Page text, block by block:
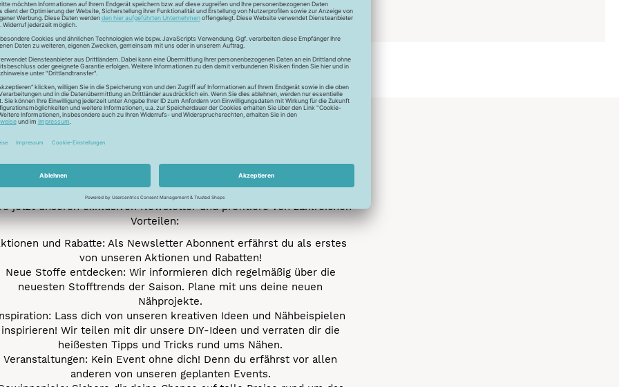
Trocknen nicht möglich
Newsletter
jetzt unseren exklusiven Newsletter und profitiere von zahlreichen
Vorteilen:
und Rabatte: Als Newsletter Abonnent erfährst du als erstes
von unseren Aktionen und Rabatten!
Neue Stoffe entdecken: Wir informieren dich regelmäßig über die
neuesten Stofftrends der Saison. Plane mit uns deine neuen
Nähprojekte.
Lass dich von unseren kreativen Ideen und Nähbeispielen
inspirieren! Wir teilen mit dir unsere DIY-Ideen und verraten dir die
heißesten Tipps und Tricks rund ums Nähen.
Veranstaltungen: Kein Event ohne dich! Denn du erfährst vor allen
anderen von unseren geplanten Events.